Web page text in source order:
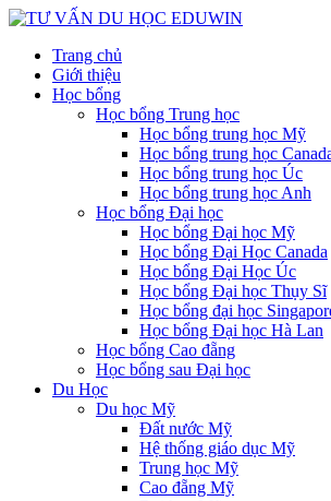
Trang chủ
Giới thiệu
Học bổng
Học bổng Trung học
Học bổng trung học Mỹ
Học bổng trung học
Học bổng trung học Úc
Học bổng trung học Anh
Học bổng Đại học
Học bổng Đại học Mỹ
Học bổng Đại Học Canada
Học bổng Đại Học Úc
Học bổng Đại học Thụy Sĩ
Học bổng đại học
Học bổng Đại học Hà Lan
Học bổng Cao đẵng
Học bổng sau Đại học
Du Học
Du học Mỹ
Đất nước Mỹ
Hệ thống giáo dục Mỹ
Trung học Mỹ
Cao đẵng Mỹ